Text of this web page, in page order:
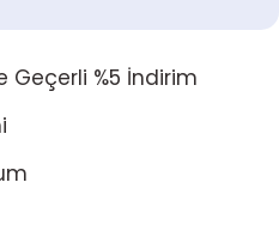
Geçerli %5 İndirim